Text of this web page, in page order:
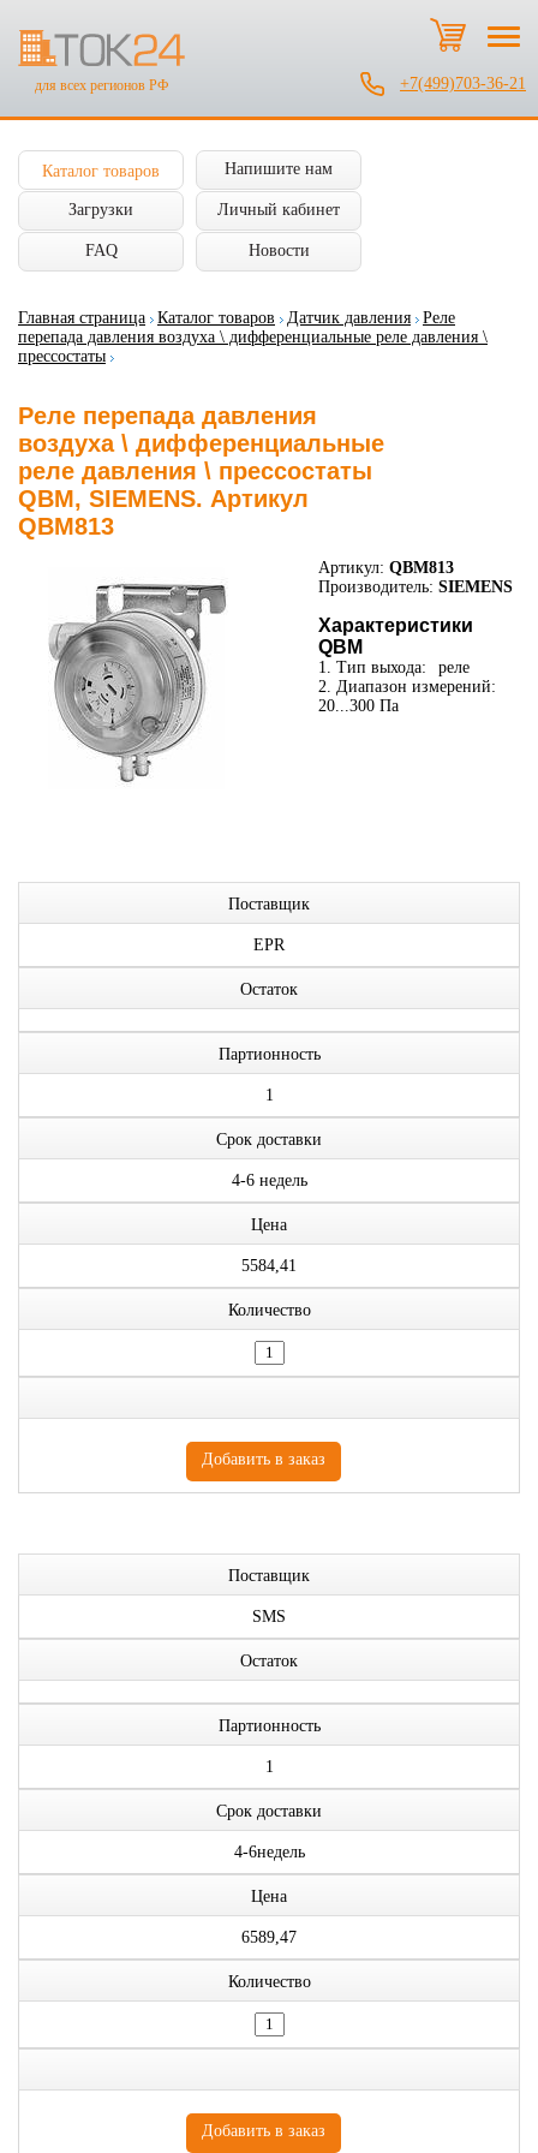
для всех регионов РФ +7(499)703-36-21
Каталог товаров Напишите нам
Загрузки Личный кабинет
FAQ Новости
Главная страница Каталог товаров Датчик давления
Реле
перепада давления воздуха \ дифференциальные реле давления \
прессостаты
Реле перепада давления
воздуха \ дифференциальные
реле давления \ прессостаты
QBM, SIEMENS. Артикул
QBM813
Артикул: QBM813
Производитель: SIEMENS
Характеристики
QBM
1. Тип выхода:
реле
2. Диапазон измерений:
20...300 Па
Поставщик
EPR
Остаток
Партионность
1
Срок доставки
4-6 недель
Цена
5584,41
Количество
Поставщик
SMS
Остаток
Партионность
1
Срок доставки
4-6недель
Цена
6589,47
Количество